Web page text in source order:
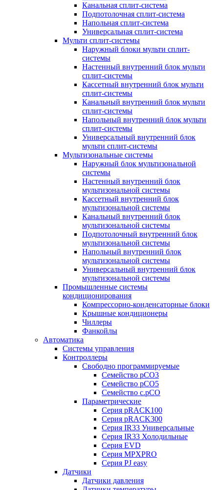
Канальная сплит-система
Подпотолочная сплит-система
Напольная сплит-система
Универсальная сплит-система
Мульти сплит-системы
Наружный блоки мульти сплит-
системы
Настенный внутренний блок мульти
сплит-системы
Кассетный внутренний блок мульти
сплит-системы
Канальный внутренний блок мульти
сплит-системы
Напольный внутренний блок мульти
сплит-системы
Универсальный внутренний блок
мульти сплит-системы
Мультизональные системы
Наружный блок мультизональной
системы
Настенный внутренний блок
мультизональной системы
Кассетный внутренний блок
мультизональной системы
Канальный внутренний блок
мультизональной системы
Подпотолочный внутренний блок
мультизональной системы
Напольный внутренний блок
мультизональной системы
Универсальный внутренний блок
мультизональной системы
Промышленные системы
кондиционирования
Компрессорно-конденсаторные блоки
Крышные кондиционеры
Чиллеры
Фанкойлы
Автоматика
Системы управления
Контроллеры
Свободно программируемые
Семейство pCO3
Семейство pCO5
Семейство c.pCO
Параметрические
Серия pRACK100
Серия pRACK300
Серия IR33 Универсальные
Серия IR33 Холодильные
Серия EVD
Серия MPXPRO
Серия PJ easy
Датчики
Датчики давления